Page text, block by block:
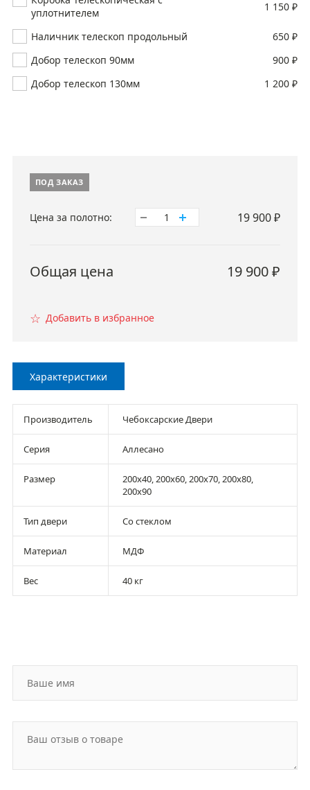
уплотнителем
1 150 ₽
Наличник телескоп продольный
650 ₽
Добор телескоп 90мм
900 ₽
Добор телескоп 130мм
1 200 ₽
ПОД ЗАКАЗ
Цена за полотно: 1 19 900₽
Общая цена 19 900₽
☆ Добавить в избранное
Характеристики
Производитель Чебоксарские Двери
Серия Аллесано
Размер
200х40, 200х60, 200х70, 200х80,
200х90
Тип двери Со стеклом
Материал МДФ
Вес 40 кг